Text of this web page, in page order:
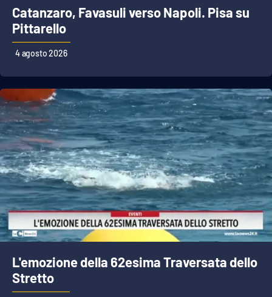
Catanzaro, Favasuli verso Napoli. Pisa su
Pittarello
4 agosto 2026
L'emozione della 62esima Traversata dello
Stretto